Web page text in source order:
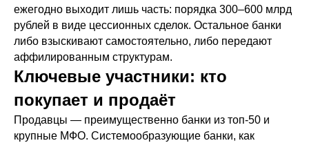
ежегодно выходит лишь часть: порядка 300–600 млрд
рублей в виде цессионных сделок. Остальное банки
либо взыскивают самостоятельно, либо передают
аффилированным структурам.
Ключевые участники: кто
покупает и продаёт
Продавцы — преимущественно банки из топ-50 и
крупные МФО. Системообразующие банки, как